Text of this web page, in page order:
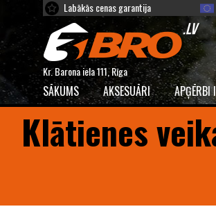
Labākās cenas garantija
Kr. Barona iela 111, Rīga
SĀKUMS AKSESUĀRI APĢĒRBI
Klātienes